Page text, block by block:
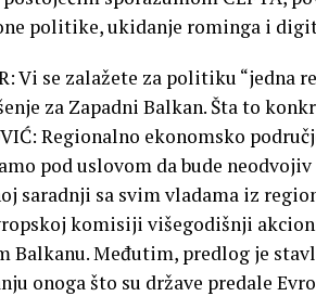
politike, ukidanje rominga i
Vi se zalažete za politiku “jedna
za Zapadni Balkan. Šta to
Regionalno ekonomsko
pod uslovom da bude
saradnji sa svim vladama iz
komisiji višegodišnji
Balkanu. Međutim, predlog je
onoga što su države predale